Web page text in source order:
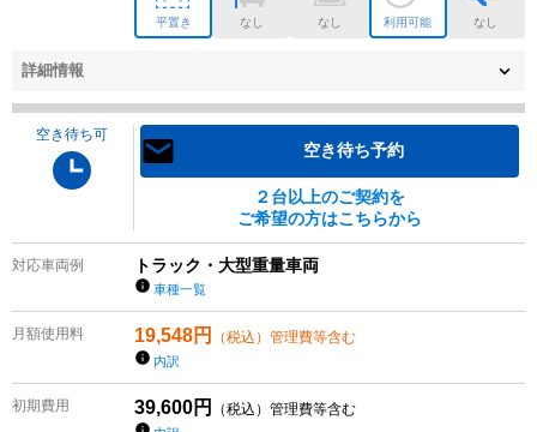
平置き なし なし 利用可能 なし
詳細情報
空き待ち可
空き待ち予約
２台以上のご契約を
ご希望の方はこちらから
対応車両例 トラック・大型重量車両
車種一覧
月額使用料 19,548円 （税込）管理費等含む
内訳
初期費用 39,600円 （税込）管理費等含む